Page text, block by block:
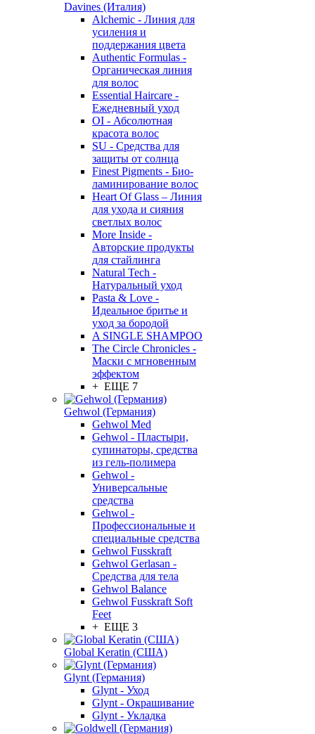
Davines (Италия)
Alchemic - Линия для
усиления и
поддержания цвета
Authentic Formulas -
Органическая линия
для волос
Essential Haircare -
Eжедневный уход
OI - Абсолютная
красота волос
SU - Средства для
защиты от солнца
Finest Pigments - Био-
ламинирование волос
Heart Of Glass – Линия
для ухода и сияния
светлых волос
More Inside -
Авторские продукты
для стайлинга
Natural Tech -
Натуральный уход
Pasta & Love -
Идеальное бритье и
уход за бородой
A SINGLE SHAMPOO
The Circle Chronicles -
Маски с мгновенным
эффектом
+ ЕЩЕ 7
Gehwol (Германия)
Gehwol Med
Gehwol - Пластыри,
супинаторы, средства
из гель-полимера
Gehwol -
Универсальные
средства
Gehwol -
Профессиональные и
специальные средства
Gehwol Fusskraft
Gehwol Gerlasan -
Средства для тела
Gehwol Balance
Gehwol Fusskraft Soft
Feet
+ ЕЩЕ 3
Global Keratin (США)
Glynt (Германия)
Glynt - Уход
Glynt - Окрашивание
Glynt - Укладка